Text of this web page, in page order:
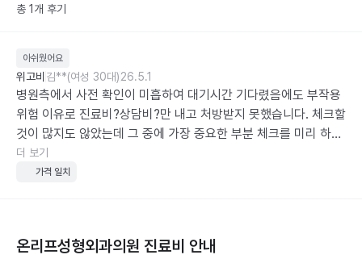
총 1개 후기
아쉬웠어요
위고비 김**(여성 30대)26.5.1
병원측에서 사전 확인이 미흡하여 대기시간 기다렸음에도 부작용
위험 이유로 진료비?상담비?만 내고 처방받지 못했습니다. 체크할
것이 많지도 않았는데 그 중에 가장 중요한 부분 체크를 미리 하지
않고 대기는 대기시간대로 다 기다렸다가 짧은 상담이후 처방 안
된다는 말 듣고 진료비까지 내고 나와서 굉장히 불쾌했습니다.
더 보기
가격 일치
온리프성형외과의원 진료비 안내